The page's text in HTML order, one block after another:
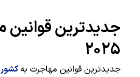
جدیدترین قوانین
۲۰۲۵
جدیدترین قوانین مهاجرت به